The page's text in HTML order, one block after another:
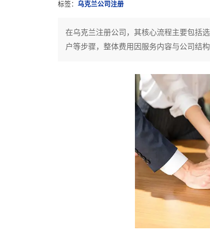
标签： 乌克兰公司注册
在乌克兰注册公司，其核心流程主要包括
户等步骤，整体费用因服务内容与公司结